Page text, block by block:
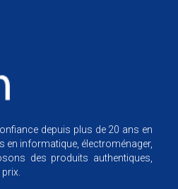
depuis plus de 20 ans en
en informatique, électroménager,
des produits authentiques,